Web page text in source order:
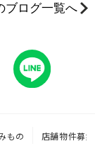
ブログ一覧へ
もの 店舗物件募集